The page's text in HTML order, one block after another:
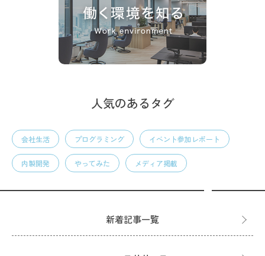
人気のあるタグ
会社生活 プログラミング イベント参加レポート
内製開発 やってみた メディア掲載
新着記事一覧